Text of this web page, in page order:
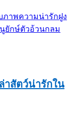
าสัตว์น่ารักใน